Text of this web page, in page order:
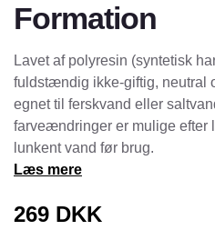
Formation
Lavet af polyresin (syntetisk
fuldstændig ikke-giftig, neutral
egnet til ferskvand eller
farveændringer er mulige efter
lunkent vand før brug.
Læs mere
269 DKK